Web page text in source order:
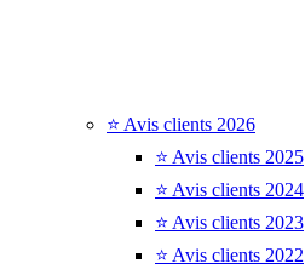
⭐ Avis clients 2026
⭐ Avis clients 2025
⭐ Avis clients 2024
⭐ Avis clients 2023
⭐ Avis clients 2022